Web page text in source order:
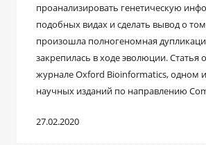
проанализировать генетическую
подобных видах и сделать вывод о
произошла полногеномная
закрепилась в ходе эволюции. Статья
журнале Oxford Bioinformatics, одном
научных изданий по направлению
27.02.2020